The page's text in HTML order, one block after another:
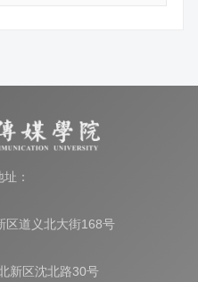
：
区道义北大街168号
新区沈北路30号